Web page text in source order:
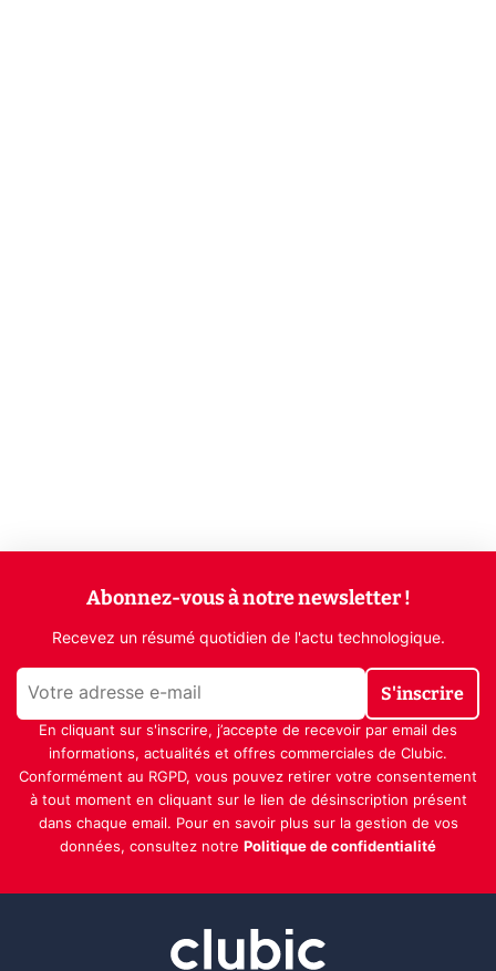
Abonnez-vous à notre newsletter !
Recevez un résumé quotidien de l'actu technologique.
S'inscrire
En cliquant sur s'inscrire, j’accepte de recevoir par email des
informations, actualités et offres commerciales de Clubic.
Conformément au RGPD, vous pouvez retirer votre consentement
à tout moment en cliquant sur le lien de désinscription présent
dans chaque email. Pour en savoir plus sur la gestion de vos
données, consultez notre Politique de confidentialité